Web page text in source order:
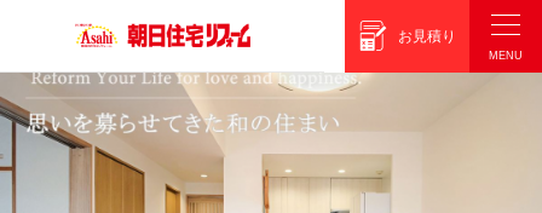
お見積り